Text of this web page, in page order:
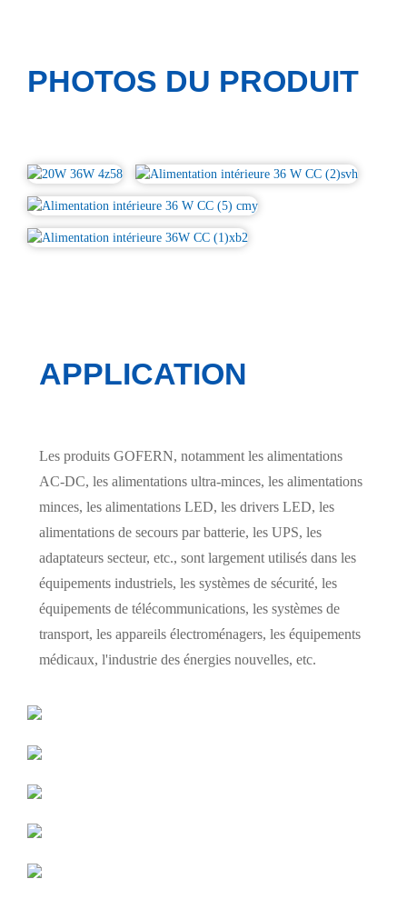
PHOTOS DU PRODUIT
APPLICATION
Les produits GOFERN, notamment les alimentations
AC-DC, les alimentations ultra-minces, les alimentations
minces, les alimentations LED, les drivers LED, les
alimentations de secours par batterie, les UPS, les
adaptateurs secteur, etc., sont largement utilisés dans les
équipements industriels, les systèmes de sécurité, les
équipements de télécommunications, les systèmes de
transport, les appareils électroménagers, les équipements
médicaux, l'industrie des énergies nouvelles, etc.